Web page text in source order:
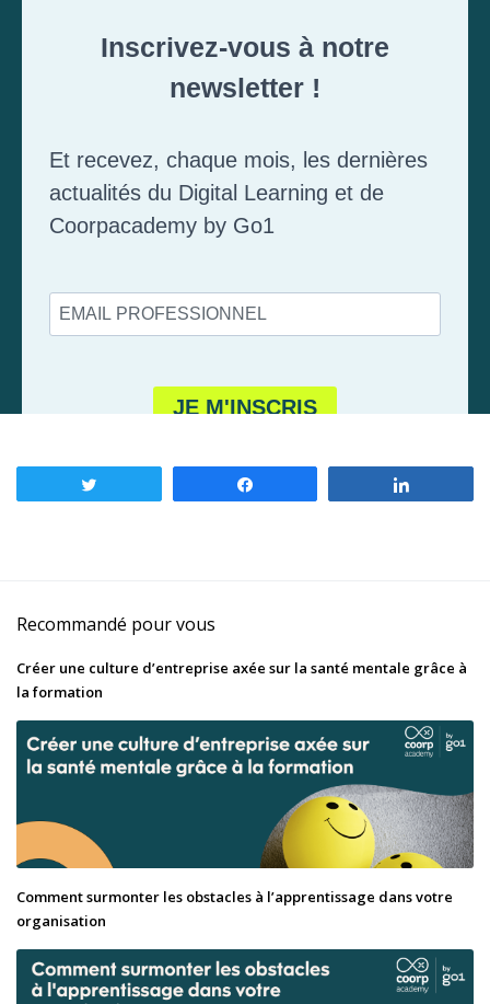
Recommandé pour vous
Créer une culture d’entreprise axée sur la santé mentale grâce à
la formation
Comment surmonter les obstacles à l’apprentissage dans votre
organisation